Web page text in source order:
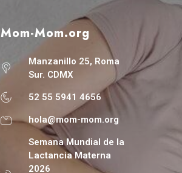
Mom-Mom.org
Manzanillo 25, Roma
Sur. CDMX
52 55 5941 4656
hola@mom-mom.org
Semana Mundial de la
Lactancia Materna
2026